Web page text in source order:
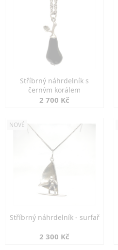
Stříbrný náhrdelník s
černým korálem
2 700 Kč
NOVÉ
Stříbrný náhrdelník - surfař
2 300 Kč